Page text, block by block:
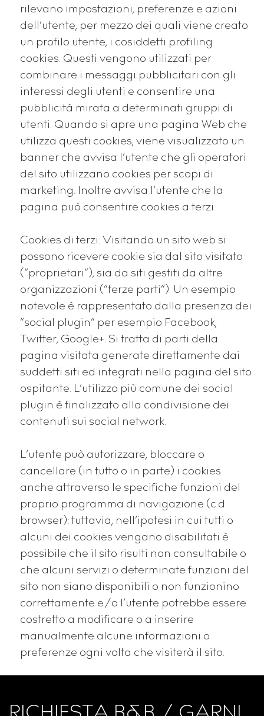
rilevano impostazioni, preferenze e azioni
dell’utente, per mezzo dei quali viene creato
un profilo utente, i cosiddetti profiling
cookies. Questi vengono utilizzati per
combinare i messaggi pubblicitari con gli
interessi degli utenti e consentire una
pubblicità mirata a determinati gruppi di
utenti. Quando si apre una pagina Web che
utilizza questi cookies, viene visualizzato un
banner che avvisa l’utente che gli operatori
del sito utilizzano cookies per scopi di
marketing. Inoltre avvisa l’utente che la
pagina può consentire cookies a terzi.
Cookies di terzi: Visitando un sito web si
possono ricevere cookie sia dal sito visitato
(“proprietari“), sia da siti gestiti da altre
organizzazioni (“terze parti“). Un esempio
notevole è rappresentato dalla presenza dei
“social plugin“ per esempio Facebook,
Twitter, Google+. Si tratta di parti della
pagina visitata generate direttamente dai
suddetti siti ed integrati nella pagina del sito
ospitante. L’utilizzo più comune dei social
plugin è finalizzato alla condivisione dei
contenuti sui social network.
L’utente può autorizzare, bloccare o
cancellare (in tutto o in parte) i cookies
anche attraverso le specifiche funzioni del
proprio programma di navigazione (c.d.
browser): tuttavia, nell’ipotesi in cui tutti o
alcuni dei cookies vengano disabilitati è
possibile che il sito risulti non consultabile o
che alcuni servizi o determinate funzioni del
sito non siano disponibili o non funzionino
correttamente e/o l’utente potrebbe essere
costretto a modificare o a inserire
manualmente alcune informazioni o
preferenze ogni volta che visiterà il sito.